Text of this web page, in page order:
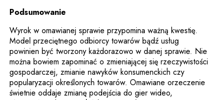
Podsumowanie
Wyrok w omawianej sprawie przypomina ważną kwestię.
Model przeciętnego odbiorcy towarów bądź usług
powinien być tworzony każdorazowo w danej sprawie. Nie
można bowiem zapominać o zmieniającej się rzeczywistości
gospodarczej, zmianie nawyków konsumenckich czy
popularyzacji określonych towarów. Omawiane orzeczenie
świetnie oddaje zmianę podejścia do gier wideo,